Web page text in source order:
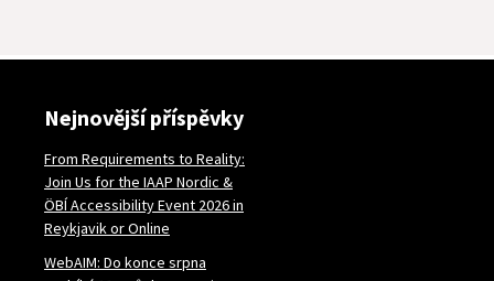
Nejnovější příspěvky
From Requirements to Reality:
Join Us for the IAAP Nordic &
ÖBÍ Accessibility Event 2026 in
Reykjavik or Online
WebAIM: Do konce srpna